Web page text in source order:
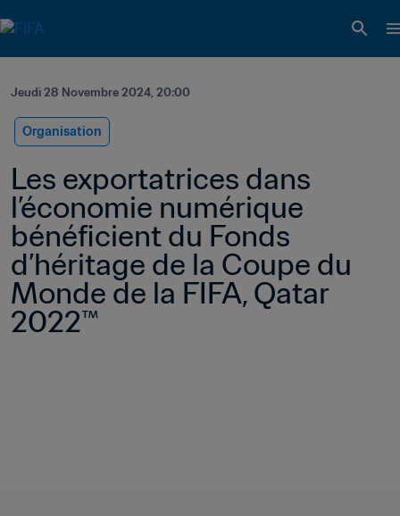
Jeudi 28 Novembre 2024, 20:00
Organisation
Les exportatrices dans
l’économie numérique
bénéficient du Fonds
d’héritage de la Coupe du
Monde de la FIFA, Qatar
2022™